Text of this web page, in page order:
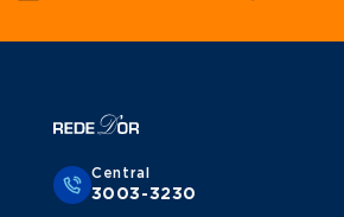
Central
3003-3230